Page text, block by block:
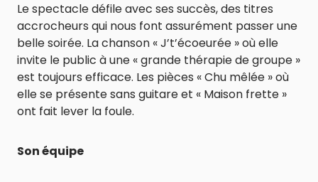
Le spectacle défile avec ses succès, des titres
accrocheurs qui nous font assurément passer une
belle soirée. La chanson « J’t’écoeurée » où elle
invite le public à une « grande thérapie de groupe »
est toujours efficace. Les pièces « Chu mêlée » où
elle se présente sans guitare et « Maison frette »
ont fait lever la foule.
Son équipe